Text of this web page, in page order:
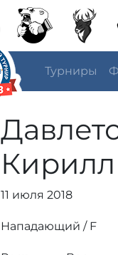
Турниры
Кирилл
11 июля 2018
Нападающий / F